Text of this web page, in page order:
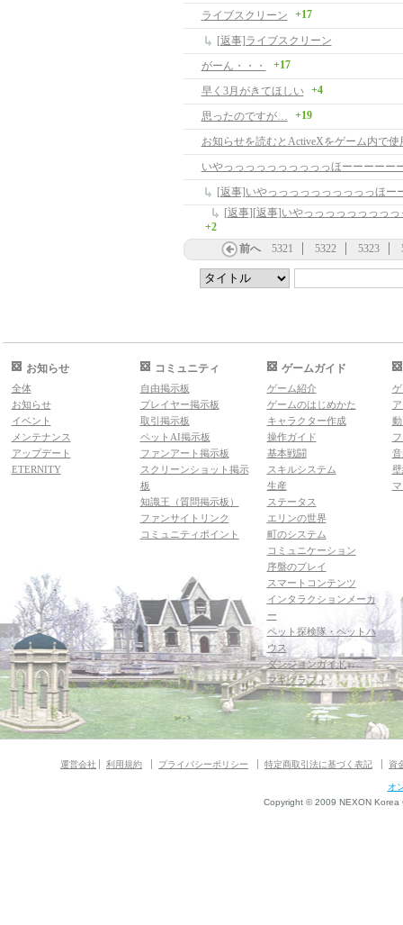
ライブスクリーン +17
[返事]ライブスクリーン
がーん・・・
+17
早く3月がきてほしい +4
思ったのですが… +19
いやっっっっっっっっっっほーーーーー
+2
前へ
5321 5322 5323
お知らせ
全体
お知らせ
イベント
メンテナンス
アップデート
ETERNITY
コミュニティ
自由掲示板
プレイヤー掲示板
取引掲示板
ペットAI掲示板
ファンアート掲示板
スクリーンショット掲示
板
知識王（質問掲示板）
ファンサイトリンク
コミュニティポイント
ゲームガイド
ゲーム紹介
ゲームのはじめかた
キャラクター作成
操作ガイド
基本戦闘
スキルシステム
生産
ステータス
エリンの世界
町のシステム
コミュニケーション
序盤のプレイ
スマートコンテンツ
インタラクションメーカ
ー
ペット探検隊・ペットハ
ウス
ダンジョンガイド
マギグラフィ
運営会社 利用規約 プライバシーポリシー 特定商取引法に基づく表記 資
オ
Copyright © 2009 NEXON Korea